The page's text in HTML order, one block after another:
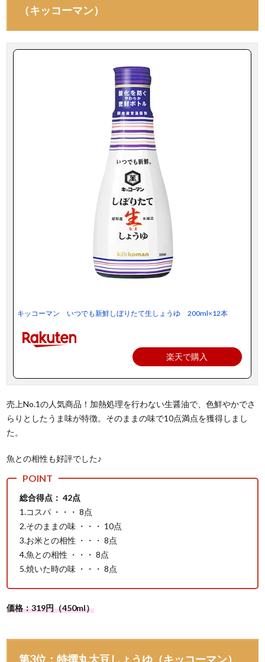
（キッコーマン）
キッコーマン いつでも新鮮しぼりたて生しょうゆ 200ml×12本
楽天で購入
売上No.1の人気商品！加熱処理を行わない生醤油で、色鮮やかでさ
らりとしたうま味が特徴。そのままの味で10点満点を獲得しまし
た。
魚との相性も好評でした♪
総合得点： 42点
1.コスパ ・・・ 8点
2.そのままの味 ・・・ 10点
3.お米との相性 ・・・ 8点
4.魚との相性 ・・・ 8点
5.焼いた時の味 ・・・ 8点
価格：319円（450ml）
第3位：特撰丸大豆しょうゆ（キッコーマン）